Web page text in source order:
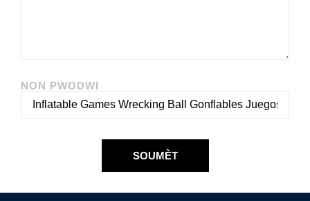
NON PWODWI
SOUMÈT